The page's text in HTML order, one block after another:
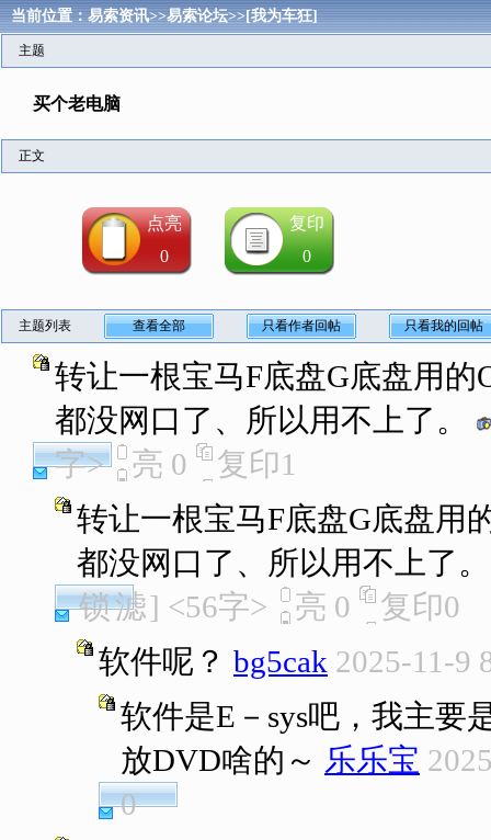
当前位置：易索资讯>>易索论坛>>[我为车狂]
主题
买个老电脑
正文
点亮
0
复印
0
主题列表 查看全部 只看作者回帖 只看我的回帖
转让一根宝马F底盘G底盘用
都没网口了、所以用不上了。
字>
亮 0 复印1
转让一根宝马F底盘G底盘用
都没网口了、所以用不上了。
锁滤] <56字> 亮 0 复印0
软件呢？ bg5cak 2025-11-9
软件是E－sys吧，我主要
放DVD啥的～ 乐乐宝
0